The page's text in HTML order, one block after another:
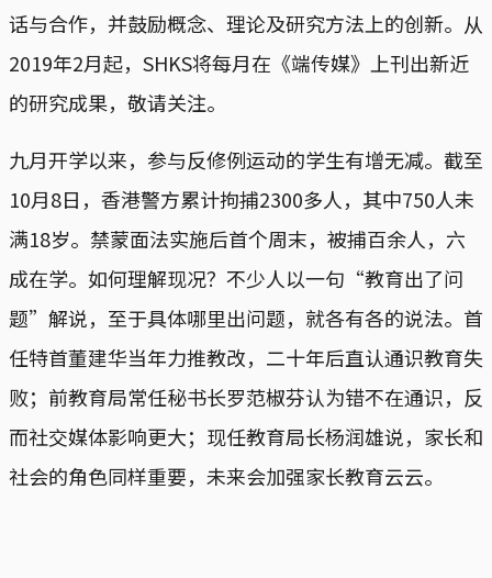
话与合作，并鼓励概念、理论及研究方法上的创新。从
2019年2月起，SHKS将每月在《端传媒》上刊出新近
的研究成果，敬请关注。
九月开学以来，参与反修例运动的学生有增无减。截至
10月8日，香港警方累计拘捕2300多人，其中750人未
满18岁。禁蒙面法实施后首个周末，被捕百余人，六
成在学。如何理解现况？不少人以一句“教育出了问
题”解说，至于具体哪里出问题，就各有各的说法。首
任特首董建华当年力推教改，二十年后直认通识教育失
败；前教育局常任秘书长罗范椒芬认为错不在通识，反
而社交媒体影响更大；现任教育局长杨润雄说，家长和
社会的角色同样重要，未来会加强家长教育云云。